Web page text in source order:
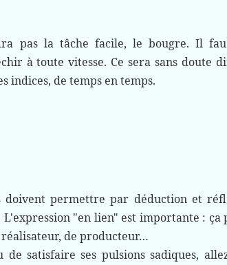
pas la tâche facile, le bougre. Il
à toute vitesse. Ce sera sans doute
indices, de temps en temps.
doivent permettre par déduction et
L'expression "en lien" est importante : ça
de producteur…
satisfaire ses pulsions sadiques,